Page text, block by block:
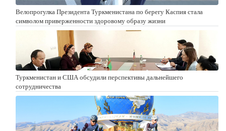
Велопрогулка Президента Туркменистана по берегу Каспия стала
символом приверженности здоровому образу жизни
Туркменистан и США обсудили перспективы дальнейшего
сотрудничества